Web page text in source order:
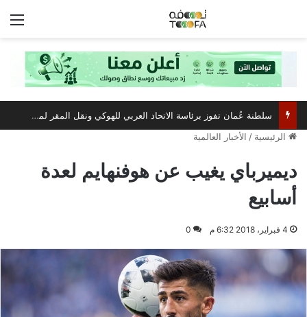
سلطنة عُمان تفوز برئاسة الاتحاد العربي للهوكي ونقل المقر لمسقط
الرئيسية / الأخبار العالمية
ديميرباي يغيب عن هوفنهايم لعدة
أسابيع
4 فبراير، 2018 6:32 م 0